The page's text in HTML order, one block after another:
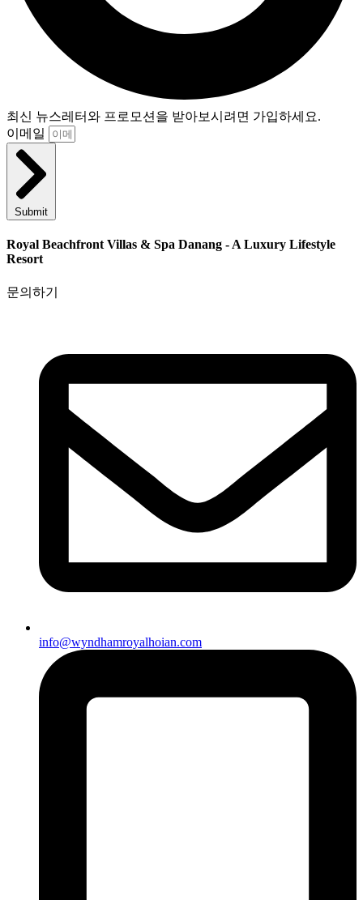
최신 뉴스레터와 프로모션을 받아보시려면 가입하세요.
이메일
Submit
Royal Beachfront Villas & Spa Danang - A Luxury Lifestyle
Resort
문의하기
info@wyndhamroyalhoian.com